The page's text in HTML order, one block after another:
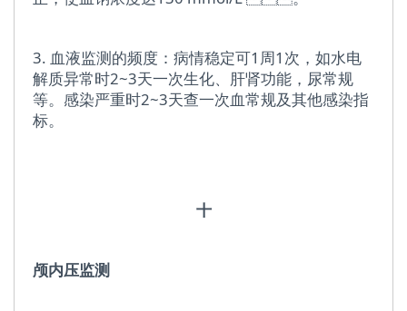
3. 血液监测的频度：病情稳定可1周1次，如水电
解质异常时2~3天一次生化、肝肾功能，尿常规
等。感染严重时2~3天查一次血常规及其他感染指
标。
十
颅内压监测